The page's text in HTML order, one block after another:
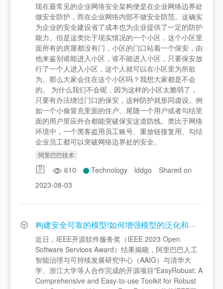
现在最常见的企业网络安全架构便是在企业网络边界处
做安全防护，而在企业网络内部不做安全防范。这确实
为企业的安全建设省了成本也为企业提供了一定的防护
能力。但是这类比于现实情况的一个小区，这个小区里
面所有的房屋都没有门，小区的门口站着一个保安，由
他来鉴别谁能进入小区，谁不能进入小区，只要保安放
行了一个人进入小区，这个人就可以在小区里为所欲
为。那么大家会住在这个小区吗？我想大家都是不会
的。 为什么我们不会呢，因为这样的小区太脆弱了，
只要有办法绕过门口的保安，这种防护就形同虚设。例
如一个小偷冒充里面的住户、尾随一个用户或者勾结里
面的用户里应外合都能突破保安这道防线。类比于网络
环境中，一个黑客盗用员工账号、重放链接复用、勾结
企业员工都可以突破网络边界处的安全。
阿里巴巴技术
610 Technology lddgo
Shared on
2023-08-03
构建安全可靠的模型!如何增强模型的泛化和鲁棒性？AAIG项目荣获IEEE开源科学奖！
近日，IEEE开源软件服务奖（IEEE 2023 Open
Software Services Award）结果揭晓，阿里巴巴人工
智能治理与可持续发展研究中心（AAIG）与清华大
学、浙江大学等人合作完成的开源项目"EasyRobust: A
Comprehensive and Easy-to-use Toolkit for Robust